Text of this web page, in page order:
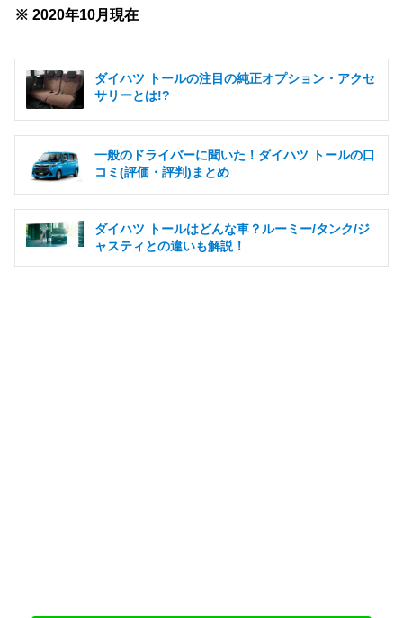
※ 2020年10月現在
ダイハツ トールの注目の純正オプション・アクセ
サリーとは!?
一般のドライバーに聞いた！ダイハツ トールの口
コミ(評価・評判)まとめ
ダイハツ トールはどんな車？ルーミー/タンク/ジ
ャスティとの違いも解説！